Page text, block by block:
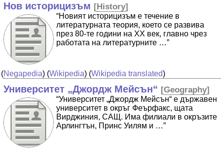
Нов историцизъм [History]
“Новият историцизъм е течение в
литературната теория, което се развива
през 80-те години на ХХ век, главно чрез
работата на литературните …”
(Negapedia) (Wikipedia) (Wikipedia translated)
Университет „Джордж Мейсън“ [Geography]
“Университет „Джордж Мейсън“ е държавен
университет в окръг Феърфакс, щата
Вирджиния, САЩ. Има филиали в окръзите
Арлингтън, Принс Уилям и …”